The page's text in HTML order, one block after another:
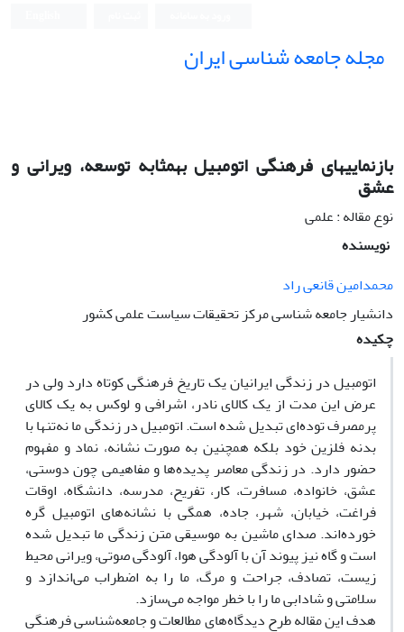
مجله جامعه شناسی ایران
بازنمایىهاى فرهنگى اتومبیل بهمثابه توسعه، ویرانى و
عشق
نوع مقاله : علمی
نویسنده
محمدامین قانعى راد
دانشیار جامعه شناسى مرکز تحقیقات سیاست علمى کشور
چکیده
اتومبیل در زندگى ایرانیان یک تاریخ فرهنگى کوتاه دارد ولى در
عرض این مدت از یک کالاى نادر، اشرافى و لوکس به یک کالاى
پرمصرف توده‌اى تبدیل شده است. اتومبیل در زندگى ما نه‌تنها با
بدنه فلزین خود بلکه همچنین به صورت نشانه، نماد و مفهوم
حضور دارد. در زندگى معاصر پدیده‌ها و مفاهیمى چون دوستى،
عشق، خانواده، مسافرت، کار، تفریح، مدرسه، دانشگاه، اوقات
فراغت، خیابان، شهر، جاده، همگى با نشانه‌هاى اتومبیل گره
خورده‌اند. صداى ماشین به موسیقى متن زندگى ما تبدیل شده
است و گاه نیز پیوند آن با آلودگى هوا، آلودگى صوتى، ویرانى محیط
زیست، تصادف، جراحت و مرگ، ما را به اضطراب مى‌اندازد و
سلامتى و شادابى ما را با خطر مواجه مى‌سازد.
هدف این مقاله طرح دیدگاه‌هاى مطالعات و جامعه‌شناسى فرهنگى